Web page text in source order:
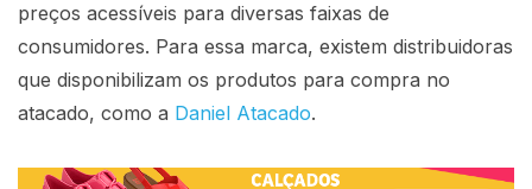
preços acessíveis para diversas faixas de
consumidores. Para essa marca, existem distribuidoras
que disponibilizam os produtos para compra no
atacado, como a Daniel Atacado.